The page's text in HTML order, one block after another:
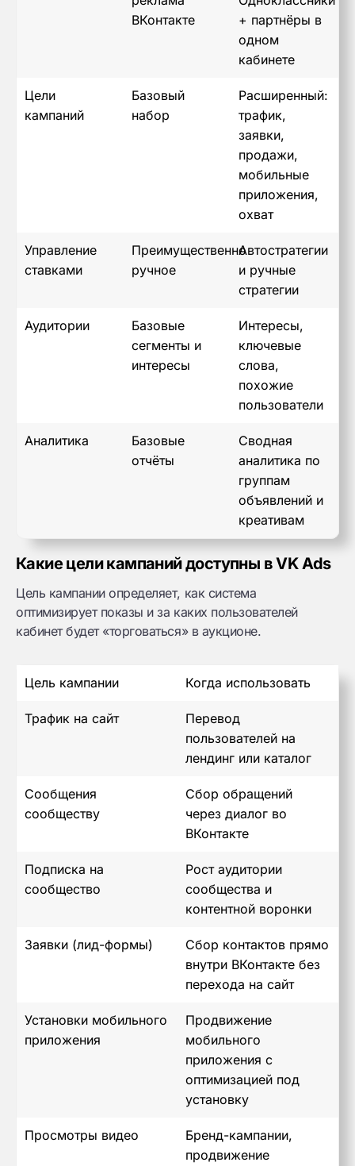
ВКонтакте
+ партнёры в
одном
кабинете
Цели
кампаний
Базовый
набор
Расширенный:
трафик,
заявки,
продажи,
мобильные
приложения,
охват
Управление
ставками
Преимущественно
ручное
Автостратегии
и ручные
стратегии
Аудитории
Базовые
сегменты и
интересы
Интересы,
ключевые
слова,
похожие
пользователи
Аналитика
Базовые
отчёты
Сводная
аналитика по
группам
объявлений и
креативам
Какие цели кампаний доступны в VK Ads
Цель кампании определяет, как система
оптимизирует показы и за каких пользователей
кабинет будет «торговаться» в аукционе.
Цель кампании Когда использовать
Трафик на сайт
Перевод
пользователей на
лендинг или каталог
Сообщения
сообществу
Сбор обращений
через диалог во
ВКонтакте
Подписка на
сообщество
Рост аудитории
сообщества и
контентной воронки
Заявки (лид-формы)
Сбор контактов прямо
внутри ВКонтакте без
перехода на сайт
Установки мобильного
приложения
Продвижение
мобильного
приложения с
оптимизацией под
установку
Просмотры видео
Бренд-кампании,
продвижение